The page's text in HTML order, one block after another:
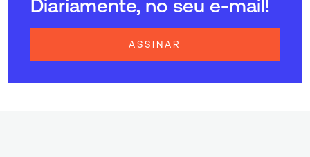
Diariamente, no seu e-mail!
ASSINAR